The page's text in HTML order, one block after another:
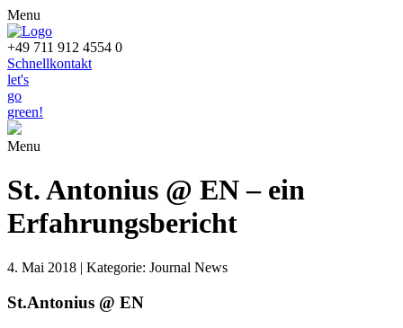
Menu
+49 711 912 4554 0
Schnellkontakt
let's
go
green!
Menu
St. Antonius @ EN – ein
Erfahrungsbericht
4. Mai 2018 | Kategorie: Journal News
St.Antonius @ EN